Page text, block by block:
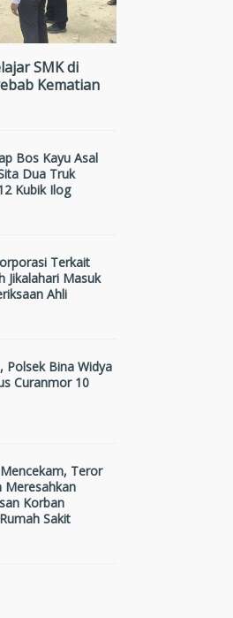
SMK di
Kematian
Bos Kayu Asal
Dua Truk
Kubik Ilog
Terkait
Jikalahari Masuk
Ahli
Polsek Bina Widya
Curanmor 10
Teror
Meresahkan
Korban
Sakit